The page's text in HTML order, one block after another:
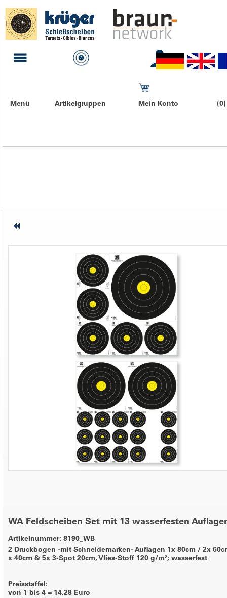
Menü Artikelgruppen Mein Konto
WA Feldscheiben Set mit 13 wasserfesten
Artikelnummer: 8190_WB
2 Druckbogen -mit Schneidemarken- Auflagen 1x 80cm / 2x
x 40cm & 5x 3-Spot 20cm, Vlies-Stoff 120 g/m²; wasserfest
Preisstaffel:
von 1 bis 4 = 14.28 Euro